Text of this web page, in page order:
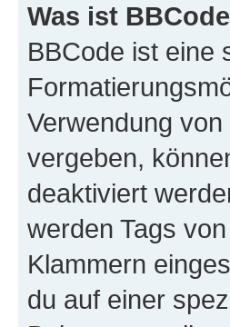
Was ist
BBCode ist eine
Verwendung
vergeben,
deaktiviert
werden Tags von
Klammern
du auf einer